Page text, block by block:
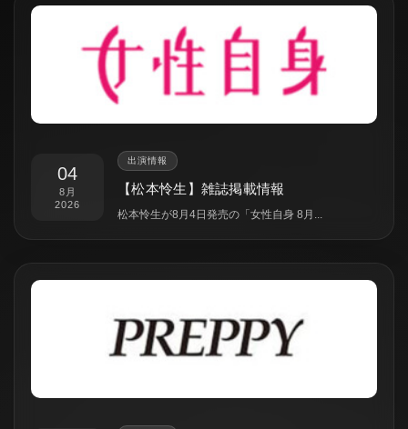
04
8月
2026
出演情報
【松本怜生】雑誌掲載情報
松本怜生が8月4日発売の「女性自身 8月...